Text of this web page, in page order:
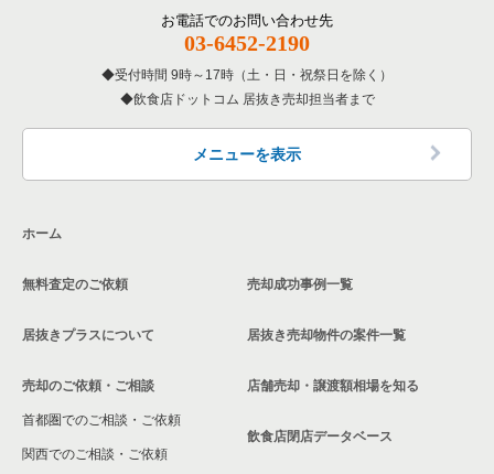
その他の居抜き売却物件の案件一覧
厚木市の飲食店の居抜き売却物件の案件一覧
中郡の飲食店の居抜き売却物件の案件一覧
三浦郡の飲食店の居抜き売却物件の案件一覧
茅ヶ崎市の飲食店の居抜き売却物件の案件一覧
川崎市麻生区の飲食店の居抜き売却物件の案件一覧
相模原市中央区の飲食店の居抜き売却物件の案件一覧
横浜市保土ケ谷区の飲食店の居抜き売却物件の案件一覧
神奈川県の専門料理の居抜き売却物件の案件一覧
神奈川県の和食の居抜き売却物件の案件一覧
神奈川県の洋食の居抜き売却物件の案件一覧
お電話でのお問い合わせ先
03-6452-2190
受付時間 9時～17時（土・日・祝祭日を除く）
飲食店ドットコム 居抜き売却担当者まで
メニューを表示
ホーム
無料査定のご依頼
居抜きプラスについて
売却のご依頼・ご相談
首都圏でのご相談・ご依頼
関西でのご相談・ご依頼
売却成功事例一覧
居抜き売却物件の案件一覧
店舗売却・譲渡額相場を知る
飲食店閉店データベース